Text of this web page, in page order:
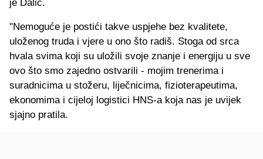
je Dalić.
"Nemoguće je postići takve uspjehe bez kvalitete,
uloženog truda i vjere u ono što radiš. Stoga od srca
hvala svima koji su uložili svoje znanje i energiju u sve
ovo što smo zajedno ostvarili - mojim trenerima i
suradnicima u stožeru, liječnicima, fizioterapeutima,
ekonomima i cijeloj logistici HNS-a koja nas je uvijek
sjajno pratila.